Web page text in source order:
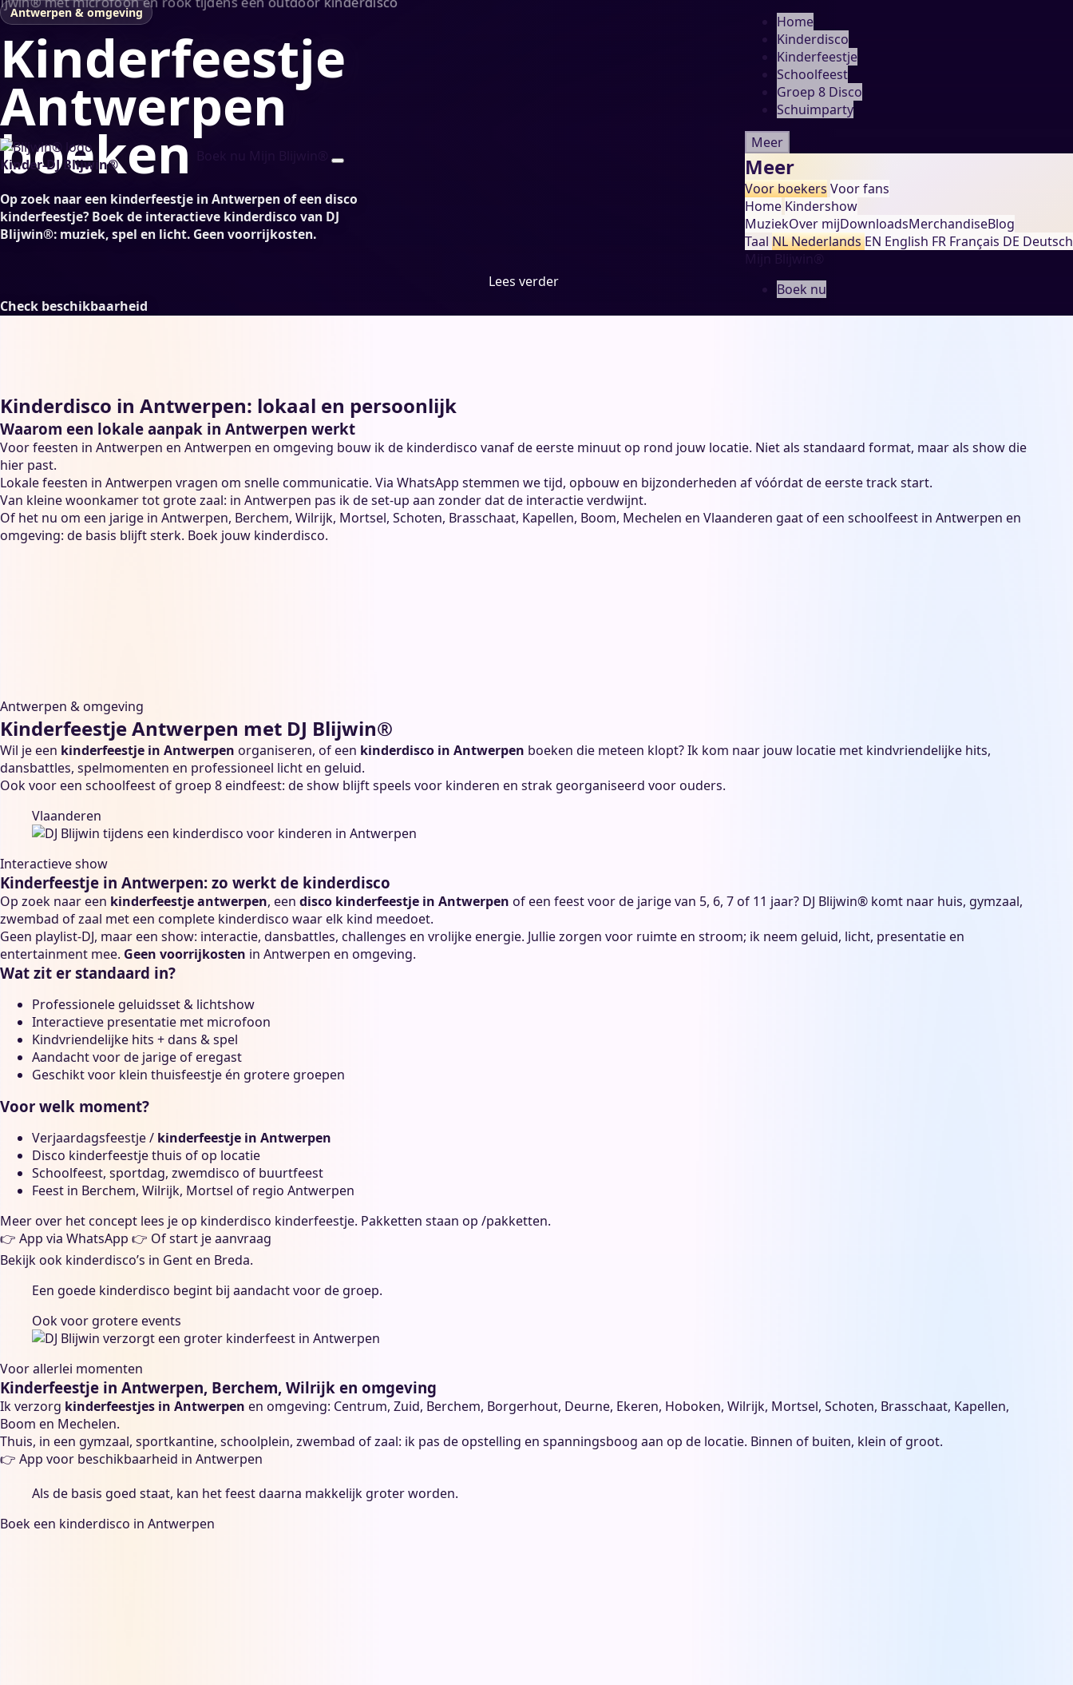
Kinder-DJ Blijwin®
Home
Kinderdisco
Kinderfeestje
Schoolfeest
Groep 8 Disco
Schuimparty
Meer
Meer
Voor boekersVoor fans
Home Kindershow
MuziekOver mijDownloadsMerchandiseBlog
Taal NLNederlands EN English FR Français DE Deutsch
Boek nu
Antwerpen & omgeving
Kinderfeestje
Antwerpen
boeken
Op zoek naar een kinderfeestje in Antwerpenof eendisco
kinderfeestje? Boek de interactieve kinderdisco van DJ
Blijwin®: muziek, spel en licht. Geen voorrijkosten.
Check beschikbaarheid
Lees verder
Kinderdisco in Antwerpen: lokaal en persoonlijk
Waarom een lokale aanpak in Antwerpen werkt
Voor feesten in Antwerpen en Antwerpen en omgeving bouw ik de kinderdisco vanaf de eerste minuut op rond jouw locatie. Niet als standaard format, maar als show die
hier past.
Lokale feesten in Antwerpen vragen om snelle communicatie. Via WhatsApp stemmen we tijd, opbouw en bijzonderheden af vóórdat de eerste track start.
Van kleine woonkamer tot grote zaal: in Antwerpen pas ik de set-up aan zonder dat de interactie verdwijnt.
Of het nu om een jarige in Antwerpen, Berchem, Wilrijk, Mortsel, Schoten, Brasschaat, Kapellen, Boom, Mechelen en Vlaanderen gaat of een schoolfeest in Antwerpen en
omgeving: de basis blijft sterk. Boek jouw kinderdisco.
Antwerpen & omgeving
Kinderfeestje Antwerpen met DJ Blijwin®
Wil je een kinderfeestje in Antwerpen organiseren, of een kinderdisco in Antwerpen boeken die meteen klopt? Ik kom naar jouw locatie met kindvriendelijke hits,
dansbattles, spelmomenten en professioneel licht en geluid.
Ook voor een schoolfeestof groep 8 eindfeest: de show blijft speels voor kinderen en strak georganiseerd voor ouders.
Vlaanderen
Interactieve show
Kinderfeestje in Antwerpen: zo werkt de kinderdisco
Op zoek naar een kinderfeestje antwerpen, een disco kinderfeestje in Antwerpen of een feest voor de jarige van 5, 6, 7 of 11 jaar? DJ Blijwin® komt naar huis, gymzaal,
zwembad of zaal met een complete kinderdisco waar elk kind meedoet.
Geen playlist-DJ, maar een show: interactie, dansbattles, challenges en vrolijke energie. Jullie zorgen voor ruimte en stroom; ik neem geluid, licht, presentatie en
entertainment mee. Geen voorrijkosten in Antwerpen en omgeving.
Wat zit er standaard in?
Professionele geluidsset & lichtshow
Interactieve presentatie met microfoon
Kindvriendelijke hits + dans & spel
Aandacht voor de jarige of eregast
Geschikt voor klein thuisfeestje én grotere groepen
Voor welk moment?
Verjaardagsfeestje / kinderfeestje in Antwerpen
Disco kinderfeestje thuis of op locatie
Schoolfeest, sportdag, zwemdisco of buurtfeest
Feest in Berchem, Wilrijk, Mortsel of regio Antwerpen
Meer over het concept lees je op kinderdisco kinderfeestje. Pakketten staan op /pakketten.
👉 App via WhatsApp 👉 Of start je aanvraag
Bekijk ook kinderdisco’s in Genten Breda.
Een goede kinderdisco begint bij aandacht voor de groep.
Ook voor grotere events
Voor allerlei momenten
Kinderfeestje in Antwerpen, Berchem, Wilrijk en omgeving
Ik verzorg kinderfeestjes in Antwerpen en omgeving: Centrum, Zuid, Berchem, Borgerhout, Deurne, Ekeren, Hoboken, Wilrijk, Mortsel, Schoten, Brasschaat, Kapellen,
Boom en Mechelen.
Thuis, in een gymzaal, sportkantine, schoolplein, zwembad of zaal: ik pas de opstelling en spanningsboog aan op de locatie. Binnen of buiten, klein of groot.
👉 App voor beschikbaarheid in Antwerpen
Als de basis goed staat, kan het feest daarna makkelijk groter worden.
Boek een kinderdisco in Antwerpen